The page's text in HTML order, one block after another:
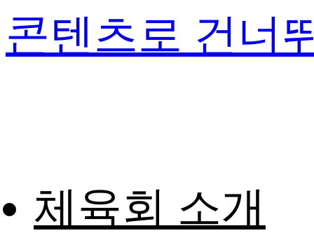
콘텐츠로 건너
체육회 소개